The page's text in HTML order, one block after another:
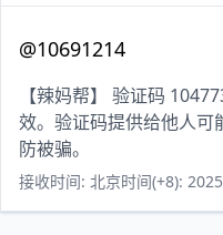
@10691214
【辣妈帮】 验证码
效。验证码提供给他人可
防被骗。
接收时间: 北京时间(+8):